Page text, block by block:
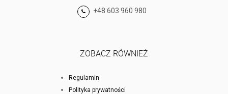
+48 603 960 980
ZOBACZ RÓWNIEŻ
Regulamin
Polityka prywatności